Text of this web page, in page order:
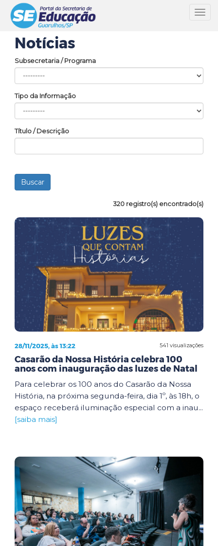
Notícias
Subsecretaria / Programa
Tipo da Informação
Título / Descrição
320 registro(s) encontrado(s)
541 visualizações
28/11/2025, às 13:22
Casarão da Nossa História celebra 100
anos com inauguração das luzes de Natal
Para celebrar os 100 anos do Casarão da Nossa
História, na próxima segunda-feira, dia 1º, às 18h, o
espaço receberá iluminação especial com a inau...
[saiba mais]